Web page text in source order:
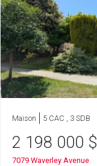
Maison 5 CAC , 3 SDB
2 198 000 $
7079 Waverley Avenue